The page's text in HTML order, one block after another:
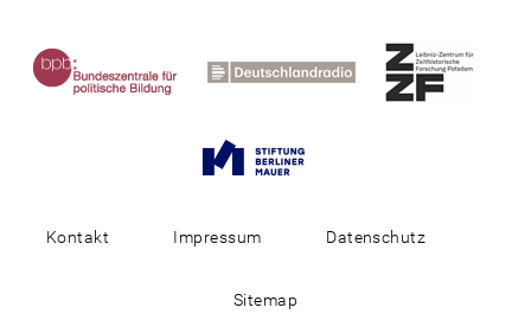
Kontakt Impressum Datenschutz
Sitemap